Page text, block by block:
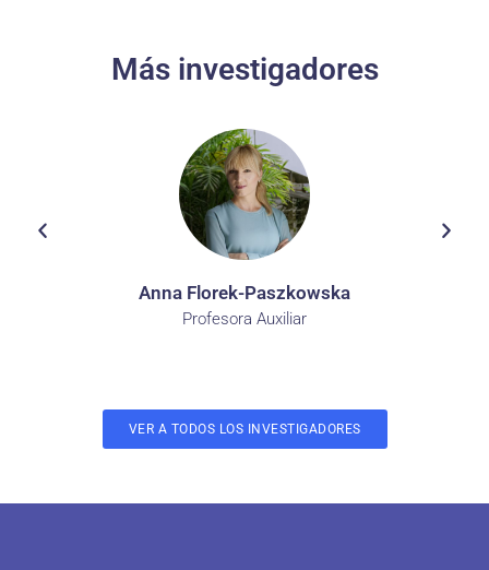
Más investigadores
Anna Florek-Paszkowska
Profesora Auxiliar
VER A TODOS LOS INVESTIGADORES